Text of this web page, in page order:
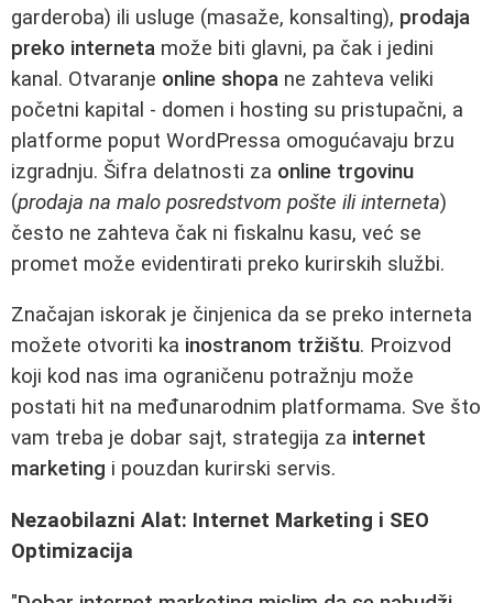
garderoba) ili usluge (masaže, konsalting), prodaja
preko interneta može biti glavni, pa čak i jedini
kanal. Otvaranje online shopa ne zahteva veliki
početni kapital - domen i hosting su pristupačni, a
platforme poput WordPressa omogućavaju brzu
izgradnju. Šifra delatnosti za online trgovinu
(prodaja na malo posredstvom pošte ili interneta)
često ne zahteva čak ni fiskalnu kasu, već se
promet može evidentirati preko kurirskih službi.
Značajan iskorak je činjenica da se preko interneta
možete otvoriti ka inostranom tržištu. Proizvod
koji kod nas ima ograničenu potražnju može
postati hit na međunarodnim platformama. Sve što
vam treba je dobar sajt, strategija za internet
marketing i pouzdan kurirski servis.
Nezaobilazni Alat: Internet Marketing i SEO
Optimizacija